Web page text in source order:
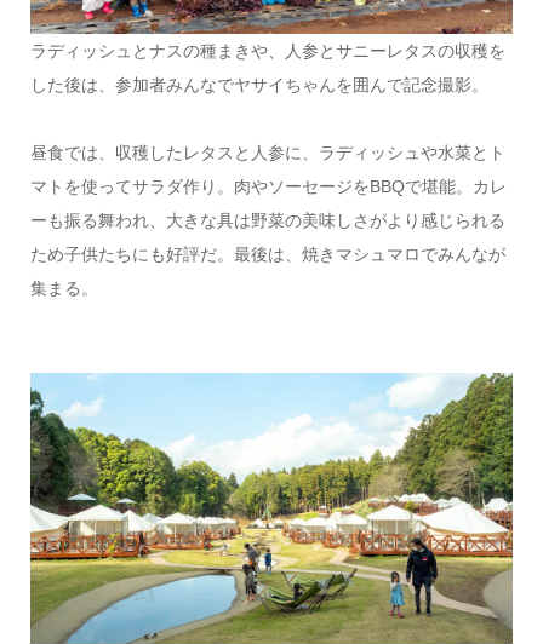
ラディッシュとナスの種まきや、人参とサニーレタスの収穫を
した後は、参加者みんなでヤサイちゃんを囲んで記念撮影。
昼食では、収穫したレタスと人参に、ラディッシュや水菜とト
マトを使ってサラダ作り。肉やソーセージをBBQで堪能。カレ
ーも振る舞われ、大きな具は野菜の美味しさがより感じられる
ため子供たちにも好評だ。最後は、焼きマシュマロでみんなが
集まる。